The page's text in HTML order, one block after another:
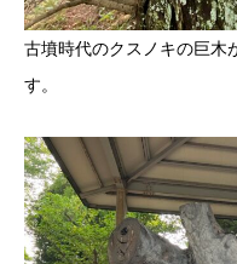
古墳時代のクスノキの巨木
す。